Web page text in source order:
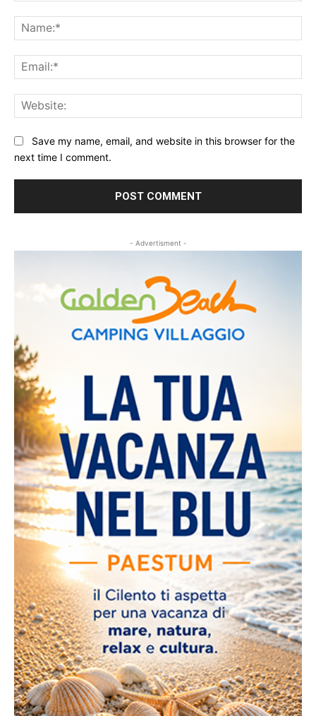
Save my name, email, and website in this browser for the
next time I comment.
- Advertisment -